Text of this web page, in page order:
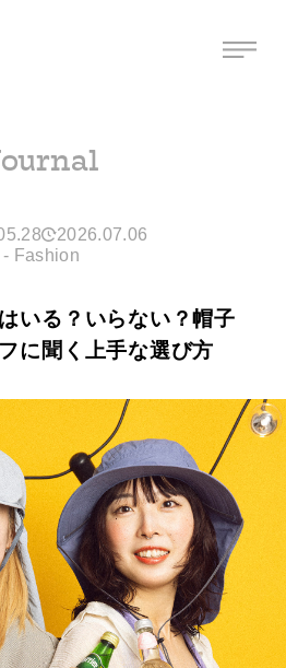
2026.07.06
- Fashion
いる？いらない？帽子
に聞く上手な選び方